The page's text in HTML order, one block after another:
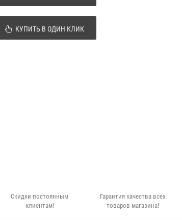
КУПИТЬ В ОДИН КЛИК
Скидки постоянным
клиентам!
Гарантия качества всех
товаров магазина!